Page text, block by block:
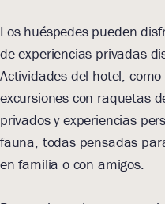
Los huéspedes pueden
de experiencias privadas
Actividades del hotel,
excursiones con raquetas
privados y experiencias
fauna, todas pensadas
en familia o con amigos.